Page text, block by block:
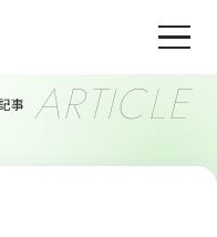
事 ARTICLE